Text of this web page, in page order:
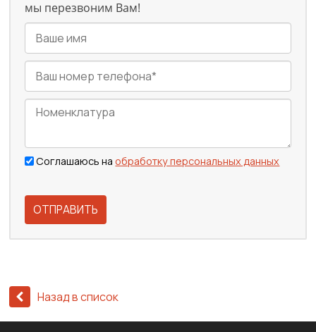
мы перезвоним Вам!
Соглашаюсь наобработку персональных данных
ОТПРАВИТЬ
Назад в список